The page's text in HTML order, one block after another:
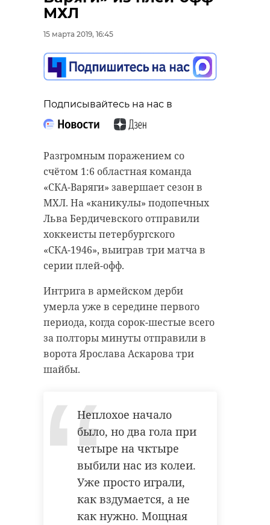
МХЛ
15 марта 2019, 16:45
Подписывайтесь на нас в
Разгромным поражением со
счётом 1:6 областная команда
«СКА-Варяги» завершает сезон в
МХЛ. На «каникулы» подопечных
Льва Бердичевского отправили
хоккеисты петербургского
«СКА-1946», выиграв три матча в
серии плей-офф.
Интрига в армейском дерби
умерла уже в середине первого
периода, когда сорок-шестые всего
за полторы минуты отправили в
ворота Ярослава Аскарова три
шайбы.
Неплохое начало
было, но два гола при
четыре на чктыре
выбили нас из колеи.
Уже просто играли,
как вздумается, а не
как нужно. Мощная
старинном кладбище
и узнал много нового
об истории города
11 февраля 2020, 14:59
Подписывайтесь на нас в
Руслан Семенченко мечтает,
чтобы историки-профессионалы
больше узнали о жизни Анны. В
этом году бельгийские архивы
рассекретят документы 100-
летней давности и, может тогда,
Анны Беквор и других бельгийцев
в Сосновом Бору.
история сосновый бор
Поделиться статьей:
РЕКОМЕНДУЕМ
прорыва "Линии
Маннергейма"
Подписывайтесь на нас в
Самой зрелищной частью стала
демонстрация основных
наступательных элементов
Красной Армии, рукопашный бой
и штурм укрепленных
сооружений.
военно-историческая
реконструкция
каменка
линия маннергейма